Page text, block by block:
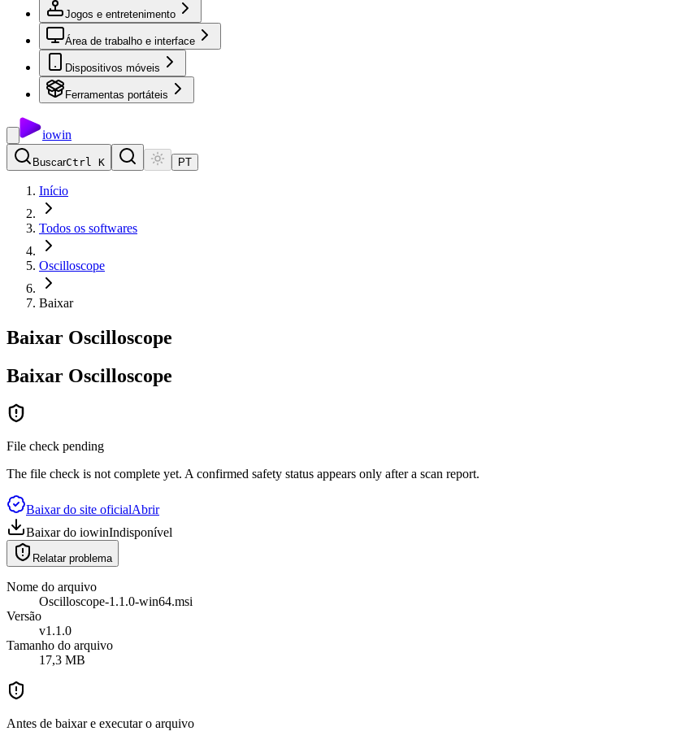
Jogos e entretenimento
Área de trabalho e interface
Dispositivos móveis
Ferramentas portáteis
iowin
BuscarCtrl K PT
Início
Todos os softwares
Oscilloscope
Baixar
Baixar Oscilloscope
Baixar Oscilloscope
File check pending
The file check is not complete yet. A confirmed safety status appears only after a scan report.
Baixar do site oficialAbrir
Baixar do iowinIndisponível
Relatar problema
Nome do arquivo
Oscilloscope-1.1.0-win64.msi
Versão
v1.1.0
Tamanho do arquivo
17,3 MB
Antes de baixar e executar o arquivo